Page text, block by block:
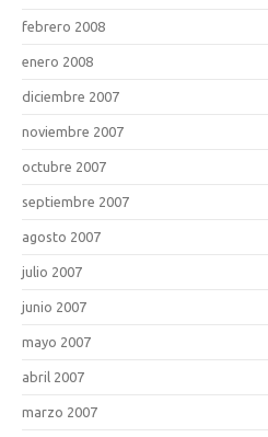
febrero 2008
enero 2008
diciembre 2007
noviembre 2007
octubre 2007
septiembre 2007
agosto 2007
julio 2007
junio 2007
mayo 2007
abril 2007
marzo 2007